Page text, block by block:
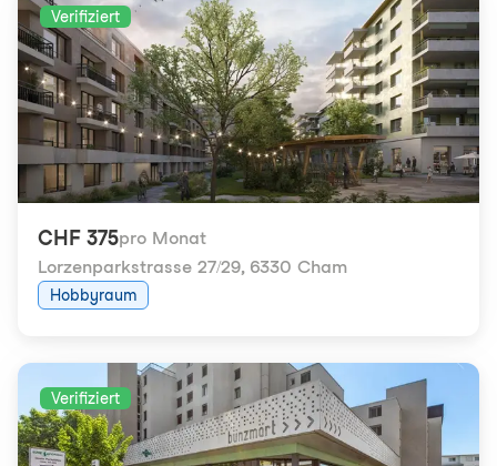
Verifiziert
CHF 375pro Monat
Lorzenparkstrasse 27/29, 6330 Cham
Hobbyraum
Verifiziert